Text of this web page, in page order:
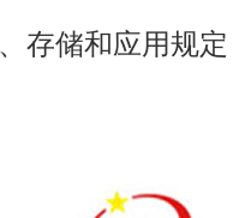
存储和应用规定